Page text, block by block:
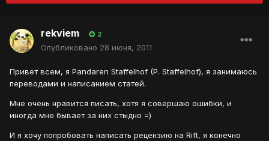
rekviem 2
Опубликовано 28 июня, 2011
Привет всем, я Pandaren Staffelhof (P. Staffelhof), я занимаюсь
переводами и написанием статей.
Мне очень нравится писать, хотя я совершаю ошибки, и
иногда мне бывает за них стыдно =)
И я хочу попробовать написать рецензию на Rift, я конечно